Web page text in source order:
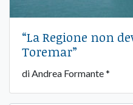
“La Regione non
Toremar”
di Andrea Formante *